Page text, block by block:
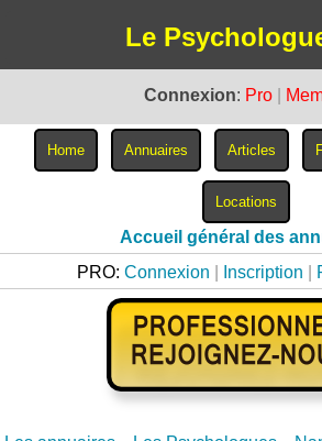
Le
Connexion: Pro
Accueil général des
PRO: Connexion Inscription